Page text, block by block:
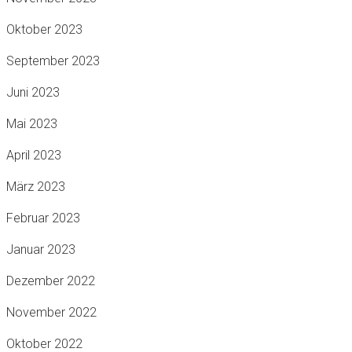
Oktober 2023
September 2023
Juni 2023
Mai 2023
April 2023
März 2023
Februar 2023
Januar 2023
Dezember 2022
November 2022
Oktober 2022